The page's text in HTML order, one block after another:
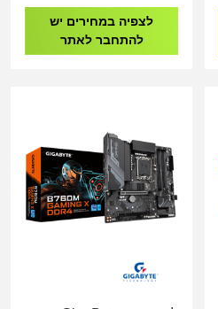
לצפיה במחירים יש
להתחבר לאתר